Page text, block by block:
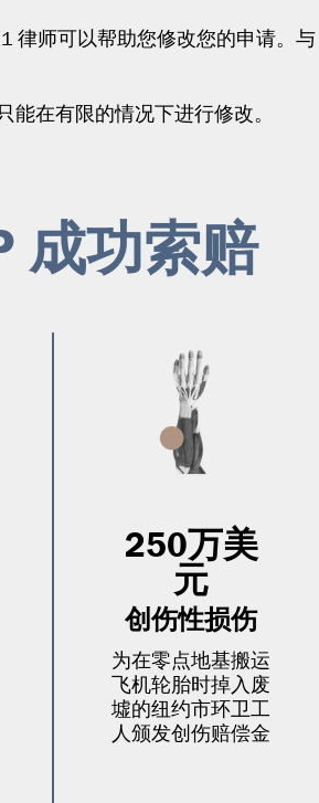
律师可以帮助您修改您的申请。与
在有限的情况下进行修改。
成功索赔
250万美
元
创伤性损伤
为在零点地基搬运
飞机轮胎时掉入废
墟的纽约市环卫工
人颁发创伤赔偿金